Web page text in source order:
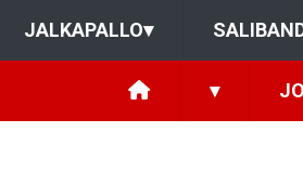
JALKAPALLO▾
▾